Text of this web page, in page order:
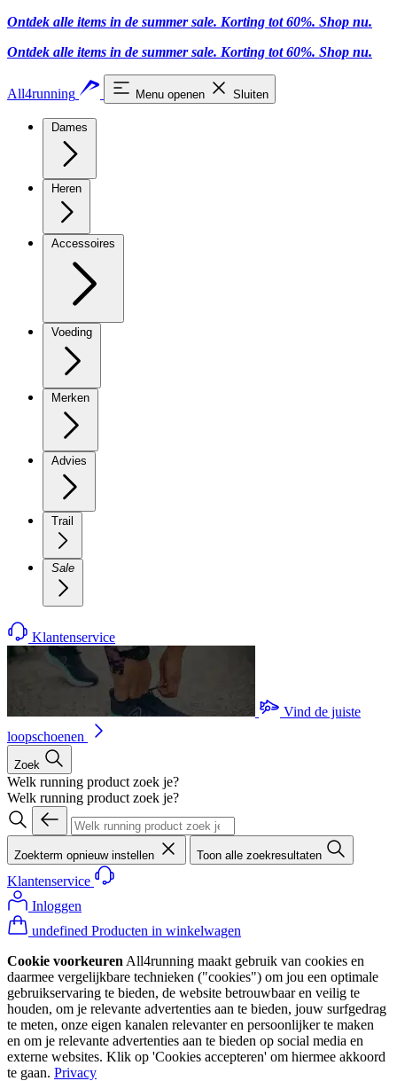
Ontdek alle items in de summer sale. Korting tot 60%. Shop nu.
Ontdek alle items in de summer sale. Korting tot 60%. Shop nu.
All4running Menu openen Sluiten
Dames
Heren
Accessoires
Voeding
Merken
Advies
Trail
Sale
Klantenservice
Vind de juiste
loopschoenen
Zoek
Welk running product zoek je?
Welk running product zoek je?
Zoekterm opnieuw instellen Toon alle zoekresultaten
Klantenservice
Inloggen
undefined Producten in winkelwagen
Cookie voorkeuren All4running maakt gebruik van cookies en
daarmee vergelijkbare technieken ("cookies") om jou een optimale
gebruikservaring te bieden, de website betrouwbaar en veilig te
houden, om je relevante advertenties aan te bieden, jouw surfgedrag
te meten, onze eigen kanalen relevanter en persoonlijker te maken
en om je relevante advertenties aan te bieden op social media en
externe websites. Klik op 'Cookies accepteren' om hiermee akkoord
te gaan. Privacy